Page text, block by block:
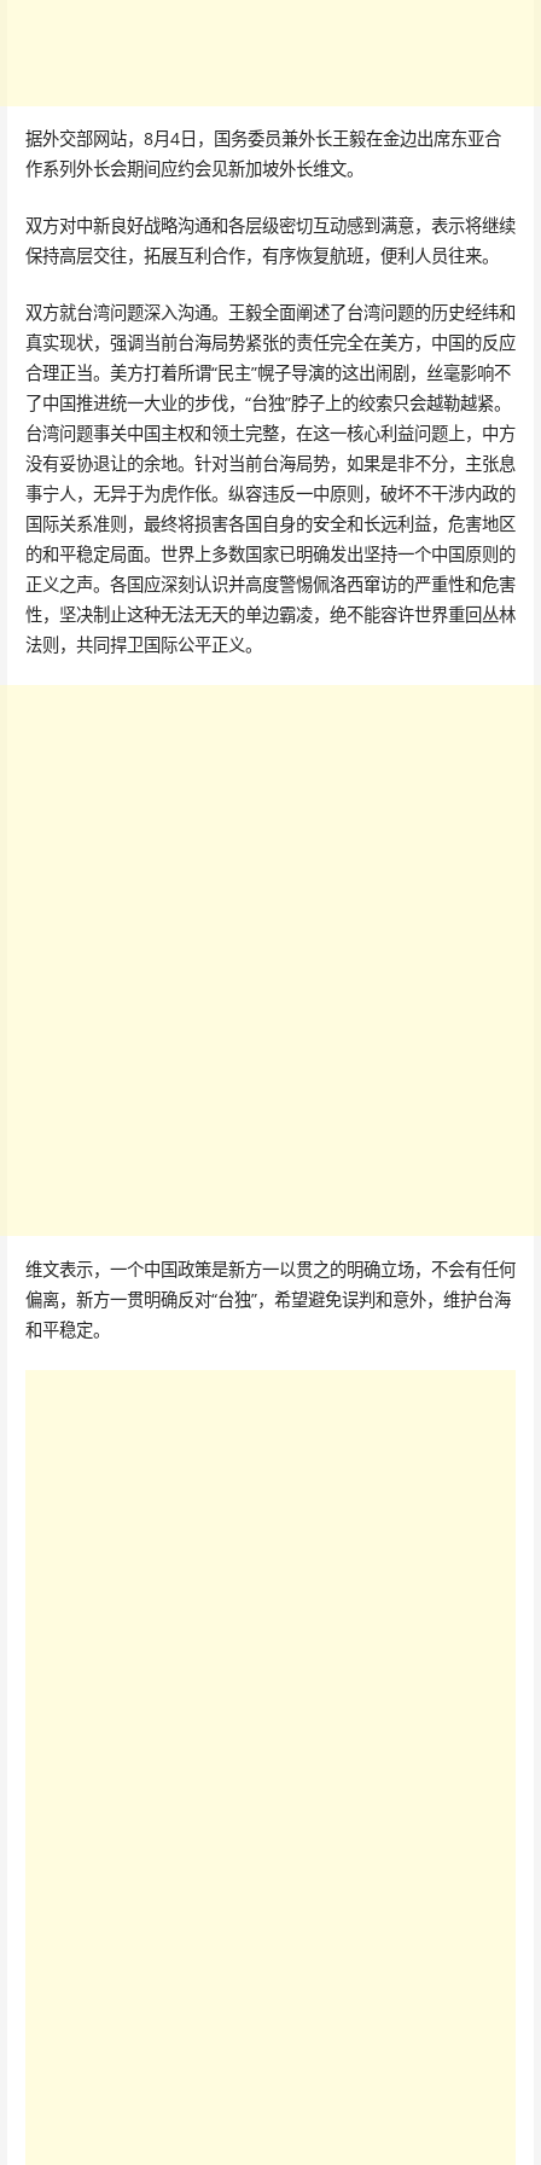
据外交部网站，8月4日，国务委员兼外长王毅在金边出席东亚合
作系列外长会期间应约会见新加坡外长维文。
双方对中新良好战略沟通和各层级密切互动感到满意，表示将继续
保持高层交往，拓展互利合作，有序恢复航班，便利人员往来。
双方就台湾问题深入沟通。王毅全面阐述了台湾问题的历史经纬和
真实现状，强调当前台海局势紧张的责任完全在美方，中国的反应
合理正当。美方打着所谓“民主”幌子导演的这出闹剧，丝毫影响不
了中国推进统一大业的步伐，“台独”脖子上的绞索只会越勒越紧。
台湾问题事关中国主权和领土完整，在这一核心利益问题上，中方
没有妥协退让的余地。针对当前台海局势，如果是非不分，主张息
事宁人，无异于为虎作伥。纵容违反一中原则，破坏不干涉内政的
国际关系准则，最终将损害各国自身的安全和长远利益，危害地区
的和平稳定局面。世界上多数国家已明确发出坚持一个中国原则的
正义之声。各国应深刻认识并高度警惕佩洛西窜访的严重性和危害
性，坚决制止这种无法无天的单边霸凌，绝不能容许世界重回丛林
法则，共同捍卫国际公平正义。
维文表示，一个中国政策是新方一以贯之的明确立场，不会有任何
偏离，新方一贯明确反对“台独”，希望避免误判和意外，维护台海
和平稳定。